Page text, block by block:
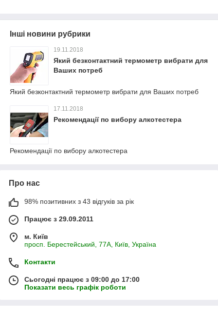
Інші новини рубрики
19.11.2018
Який безконтактний термометр вибрати для
Ваших потреб
Який безконтактний термометр вибрати для Ваших потреб
17.11.2018
Рекомендації по вибору алкотестера
Рекомендації по вибору алкотестера
Про нас
98% позитивних з 43 відгуків за рік
Працює з 29.09.2011
м. Київ
просп. Берестейський, 77А, Київ, Україна
Контакти
Сьогодні працює з 09:00 до 17:00
Показати весь графік роботи